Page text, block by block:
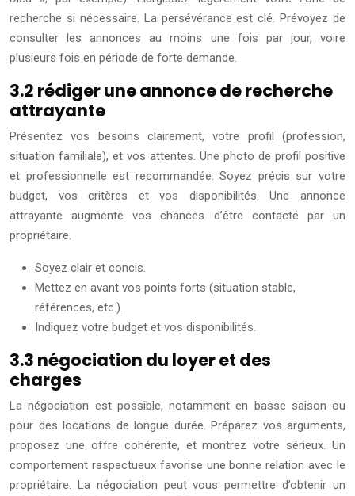
recherche si nécessaire. La persévérance est clé. Prévoyez de
consulter les annonces au moins une fois par jour, voire
plusieurs fois en période de forte demande.
3.2 rédiger une annonce de recherche
attrayante
Présentez vos besoins clairement, votre profil (profession,
situation familiale), et vos attentes. Une photo de profil positive
et professionnelle est recommandée. Soyez précis sur votre
budget, vos critères et vos disponibilités. Une annonce
attrayante augmente vos chances d’être contacté par un
propriétaire.
Soyez clair et concis.
Mettez en avant vos points forts (situation stable,
références, etc.).
Indiquez votre budget et vos disponibilités.
3.3 négociation du loyer et des
charges
La négociation est possible, notamment en basse saison ou
pour des locations de longue durée. Préparez vos arguments,
proposez une offre cohérente, et montrez votre sérieux. Un
comportement respectueux favorise une bonne relation avec le
propriétaire. La négociation peut vous permettre d’obtenir un